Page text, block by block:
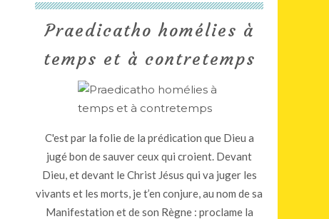
Praedicatho homélies à
temps et à contretemps
C'est par la folie de la prédication que Dieu a
jugé bon de sauver ceux qui croient. Devant
Dieu, et devant le Christ Jésus qui va juger les
vivants et les morts, je t’en conjure, au nom de sa
Manifestation et de son Règne : proclame la